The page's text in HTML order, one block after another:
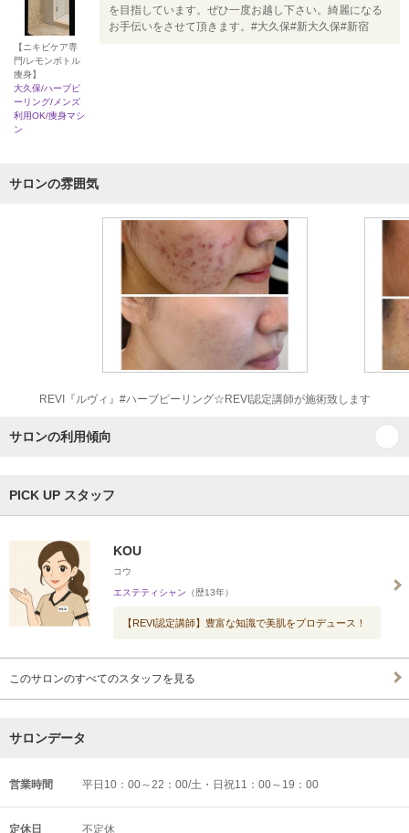
【ニキビケア専
門/レモンボトル
痩身】
大久保/ハーブピ
ーリング/メンズ
利用OK/痩身マシ
ン
を目指しています。ぜひ一度お越し下さい。綺麗になる
お手伝いをさせて頂きます。#大久保#新大久保#新宿
サロンの雰囲気
REVI『ルヴィ』#ハーブピーリング☆REVI認定講師が施術致します
サロンの利用傾向
PICK UP スタッフ
KOU
コウ
エステティシャン （歴13年）
【REVI認定講師】豊富な知識で美肌をプロデュース！
このサロンのすべてのスタッフを見る
サロンデータ
営業時間 平日10：00～22：00/土・日祝11：00～19：00
定休日 不定休